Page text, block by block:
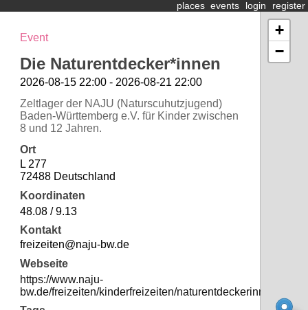
places events login register
Event
Die Naturentdecker*innen
2026-08-15 22:00 - 2026-08-21 22:00
Zeltlager der NAJU (Naturscuhutzjugend)
Baden-Württemberg e.V. für Kinder zwischen
8 und 12 Jahren.
Ort
L 277
72488 Deutschland
Koordinaten
48.08 / 9.13
Kontakt
freizeiten@naju-bw.de
Webseite
https://www.naju-
bw.de/freizeiten/kinderfreizeiten/naturentdeckerinnen/
+
−